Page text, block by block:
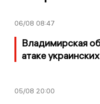
06/08 08:47
Владимирская
атаке
05/08 20:00